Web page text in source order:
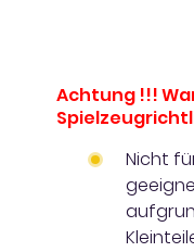
Achtung !!!
Nicht